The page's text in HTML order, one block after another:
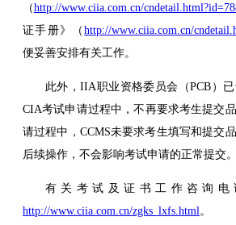
（http://www.ciia.com.cn/
证手册》（http://www.ciia.com.cn/
便妥善安排有关工作。
此外，IIA职业资格委员会（PCB）
CIA考试申请过程中，不再要求考生提交
请过程中，CCMS未要求考生填写和提交
后续操作，不会影响考试申请的正常提交。
有关考试及证书工作咨询电
http://www.ciia.com.cn/zgks_lxfs.html 。